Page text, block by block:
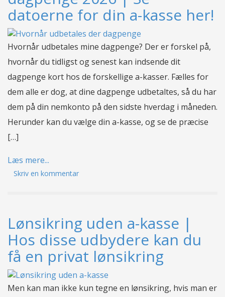
datoerne for din a-kasse her!
Hvornår udbetales mine dagpenge? Der er forskel på,
hvornår du tidligst og senest kan indsende dit
dagpenge kort hos de forskellige a-kasser. Fælles for
dem alle er dog, at dine dagpenge udbetaltes, så du har
dem på din nemkonto på den sidste hverdag i måneden.
Herunder kan du vælge din a-kasse, og se de præcise
[…]
Læs mere...
Skriv en kommentar
Lønsikring uden a-kasse |
Hos disse udbydere kan du
få en privat lønsikring
Men kan man ikke kun tegne en lønsikring, hvis man er